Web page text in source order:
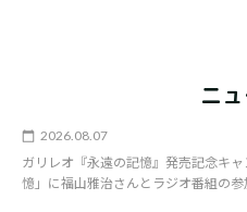
ニ
2026.08.07
ガリレオ『永遠の記憶』発売記念キ
憶」に福山雅治さんとラジオ番組の参